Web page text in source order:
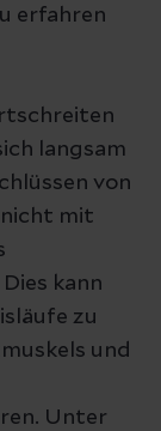
erfahren
langsam
von
nicht mit
kann
zu
und
Unter